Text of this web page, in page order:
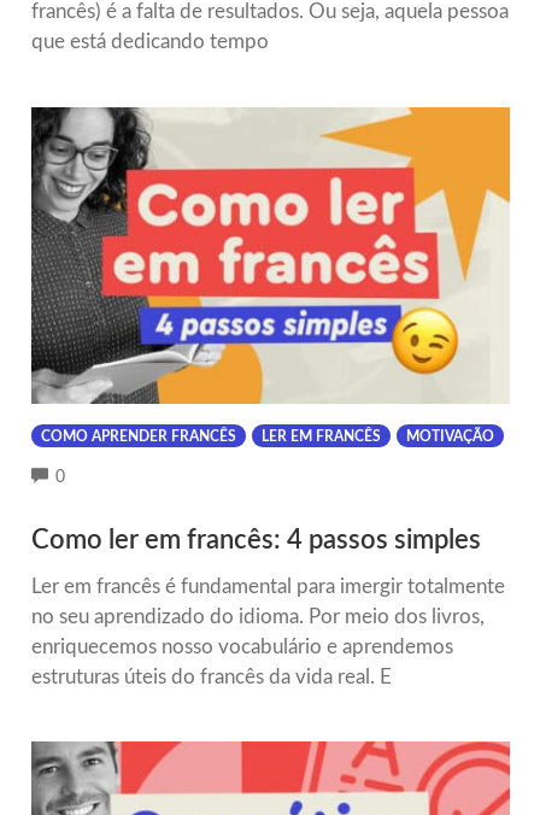
francês) é a falta de resultados. Ou seja, aquela pessoa
que está dedicando tempo
COMO APRENDER FRANCÊS LER EM FRANCÊS MOTIVAÇÃO
0COMMENTS
Como ler em francês: 4 passos simples
Ler em francês é fundamental para imergir totalmente
no seu aprendizado do idioma. Por meio dos livros,
enriquecemos nosso vocabulário e aprendemos
estruturas úteis do francês da vida real. E